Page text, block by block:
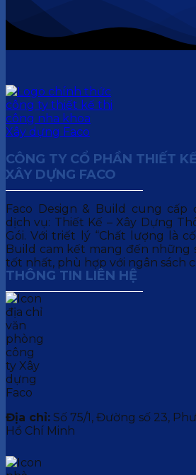
CÔNG TY CỔ PHẦN THIẾT
XÂY DỰNG FACO
Faco Design & Build cung cấp
dịch vụ: Thiết Kế – Xây Dựng
Gói. Với triết lý “Chất lượng là
Build cam kết mang đến những
tốt nhất, phù hợp với ngân sách
THÔNG TIN LIÊN HỆ
Địa chỉ: Số 75/1, Đường số 23,
Hồ Chí Minh